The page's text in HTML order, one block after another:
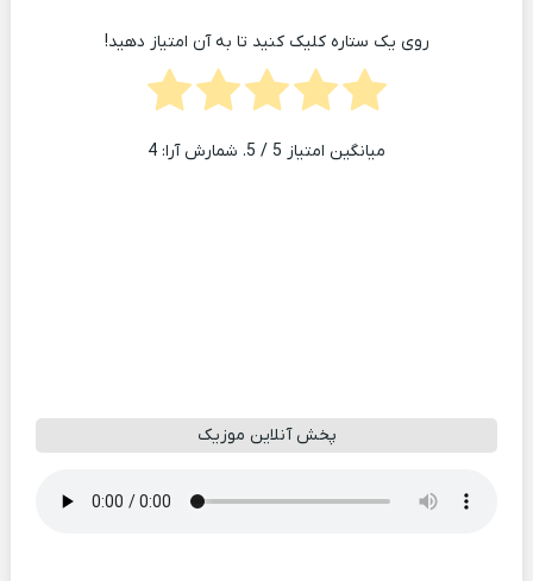
روی یک ستاره کلیک کنید تا به آن امتیاز دهید!
میانگین امتیاز 5 / 5. شمارش آرا: 4
پخش آنلاین موزیک